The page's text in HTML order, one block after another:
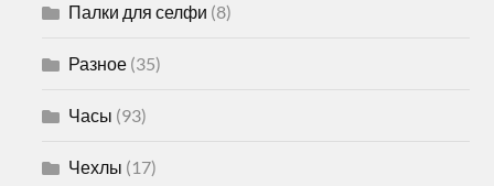
Палки для селфи (8)
Разное (35)
Часы (93)
Чехлы (17)